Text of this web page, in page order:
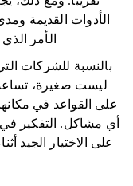
الأدوات القديمة
الأمر
بالنسبة للشركات
ليست صغيرة،
على القواعد في
أي مشاكل. التفكير
على الاختيار الجيد